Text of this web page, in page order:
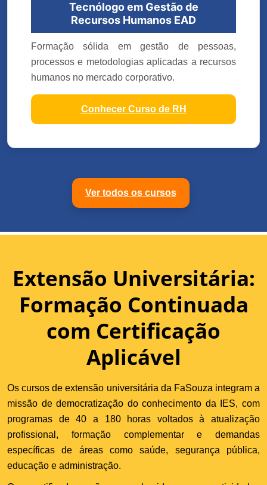
Tecnólogo em Gestão de
Recursos Humanos EAD
Formação sólida em gestão de pessoas,
processos e metodologias aplicadas a recursos
humanos no mercado corporativo.
Conhecer Curso de RH
Ver todos os cursos
Extensão Universitária:
Formação Continuada
com Certificação
Aplicável
Os cursos de extensão universitária da FaSouza integram a
missão de democratização do conhecimento da IES, com
programas de 40 a 180 horas voltados à atualização
profissional, formação complementar e demandas
específicas de áreas como saúde, segurança pública,
educação e administração.